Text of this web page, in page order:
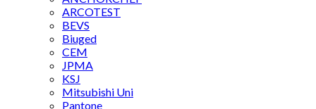
ARCOTEST
BEVS
Biuged
CEM
JPMA
KSJ
Mitsubishi Uni
Pantone